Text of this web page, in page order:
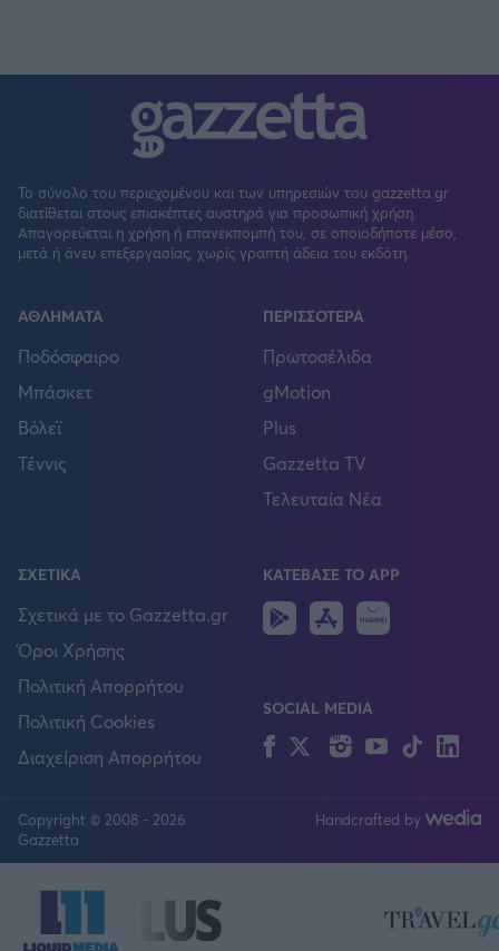
Το σύνολο του περιεχομένου και των υπηρεσιών του gazzetta.gr
διατίθεται στους επισκέπτες αυστηρά για προσωπική χρήση.
Απαγορεύεται η χρήση ή επανεκπομπή του, σε οποιοδήποτε μέσο,
μετά ή άνευ επεξεργασίας, χωρίς γραπτή άδεια του εκδότη.
ΑΘΛΗΜΑΤΑ
Ποδόσφαιρο
Μπάσκετ
Βόλεϊ
Τέννις
ΠΕΡΙΣΣΟΤΕΡΑ
Πρωτοσέλιδα
gMotion
Plus
Gazzetta TV
Τελευταία Νέα
ΣΧΕΤΙΚΑ
Σχετικά με το Gazzetta.gr
Όροι Χρήσης
Πολιτική Απορρήτου
Πολιτική Cookies
Διαχείριση Απορρήτου
ΚΑΤΕΒΑΣΕ ΤΟ APP
Android
IOS
SOCIAL MEDIA
FacebookTwitterInstagram
YouTubeTikTok
Copyright © 2008 - 2026
Gazzetta
Handcrafted by